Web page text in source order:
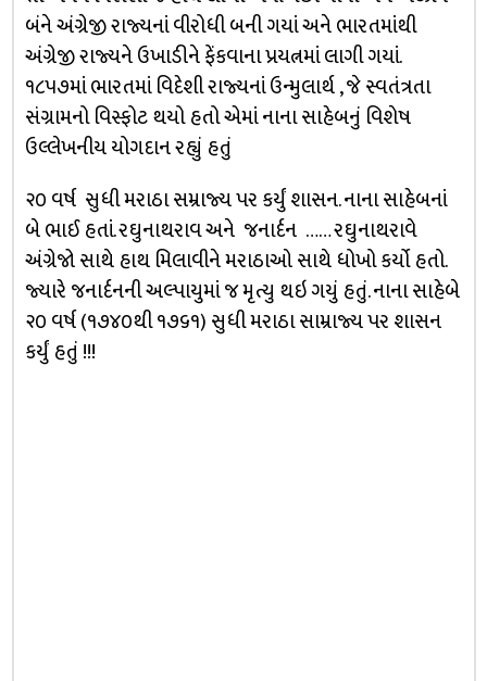
બંને અંગ્રેજી રાજ્યનાં વીરોધી બની ગયાં અને ભારતમાંથી
અંગ્રેજી રાજ્યને ઉખાડીને ફેંકવાના પ્રયત્નમાં લાગી ગયાં.
૧૮૫૭માં ભારતમાં વિદેશી રાજ્યનાં ઉન્મુલાર્થ , જે સ્વતંત્રતા
સંગ્રામનો વિસ્ફોટ થયો હતો એમાં નાના સાહેબનું વિશેષ
ઉલ્લેખનીય યોગદાન રહ્યું હતું
૨૦ વર્ષ સુધી મરાઠા સમ્રાજ્ય પર કર્યું શાસન. નાના સાહેબનાં
બે ભાઈ હતાં. રઘુનાથરાવ અને જનાર્દન …… રઘુનાથરાવે
અંગ્રેજો સાથે હાથ મિલાવીને મરાઠાઓ સાથે ધોખો કર્યો હતો.
જ્યારે જનાર્દનની અલ્પાયુમાં જ મૃત્યુ થઇ ગયું હતું. નાના સાહેબે
૨૦ વર્ષ (૧૭૪૦થી ૧૭૬૧) સુધી મરાઠા સામ્રાજ્ય પર શાસન
કર્યું હતું !!!